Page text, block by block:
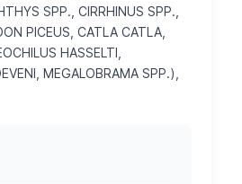
SPP., CIRRHINUS SPP.,
PICEUS, CATLA CATLA,
HASSELTI,
MEGALOBRAMA SPP.),